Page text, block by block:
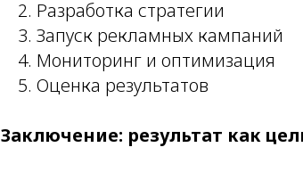
Разработка стратегии
Запуск рекламных кампаний
Мониторинг и оптимизация
Оценка результатов
Заключение: результат как